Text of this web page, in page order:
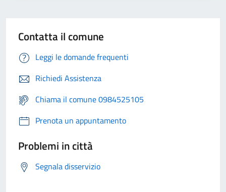
Contatta il comune
Leggi le domande frequenti
Richiedi Assistenza
Chiama il comune 0984525105
Prenota un appuntamento
Problemi in città
Segnala disservizio